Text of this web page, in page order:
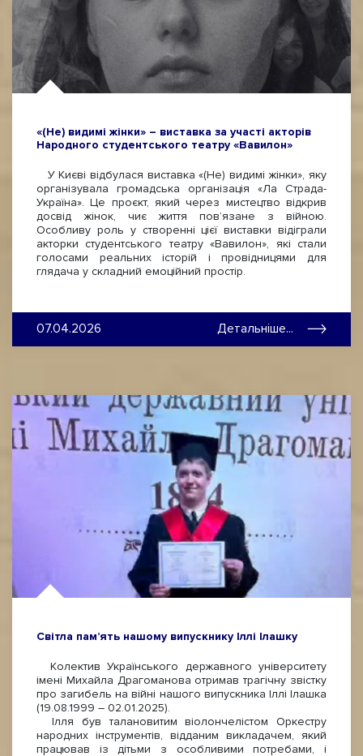
«(Не) видимі жінки» – виставка за участі акторів
Народного студентського театру «Вавилон»
У Києві відбулася виставка «(Не) видимі жінки», яку
організувала громадська організація «Ла Страда-
Україна». Це проєкт, який через мистецтво відкрив
досвід жінок, чиє життя пов’язане з війною.
Особливу роль у створенні цієї виставки відіграли
акторки студентського театру «Вавилон», які стали
голосами реальних історій і провідницями для
глядача у складний емоційний простір.
07.04.2026 Детальніше...
Світла пам’ять нашому випускнику Іллі Ілашку
Колектив Українського державного університету
імені Михайла Драгоманова отримав трагічну звістку
про загибель на війні нашого випускника Іллі Ілашка
(19.08.1999 – 02.01.2025).
Ілля був талановитим віолончелістом Оркестру
народних інструментів, відданим викладачем, який
працював із дітьми з особливими потребами, і